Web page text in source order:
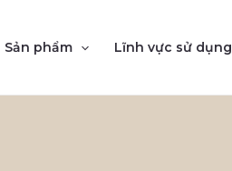
Sản phẩm Lĩnh vực sử dụng